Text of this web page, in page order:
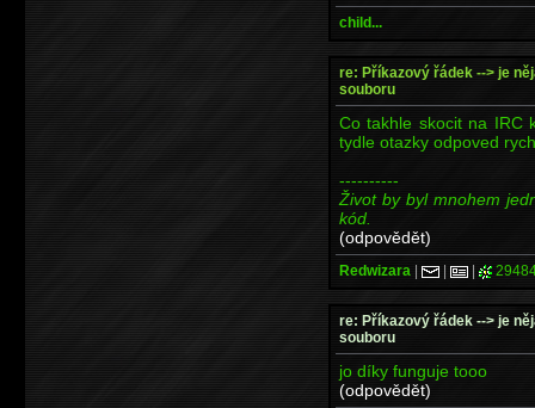
child...
re: Příkazový řádek --> je
souboru
Co takhle skocit na IRC
tydle otazky odpoved
----------
Život by byl mnohem
kód.
(odpovědět)
Redwizara | | |
re: Příkazový řádek --> je
souboru
jo díky funguje tooo
(odpovědět)